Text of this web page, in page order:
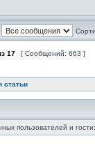
17 [ Сообщений: 663 ]
статьи
пользователей и